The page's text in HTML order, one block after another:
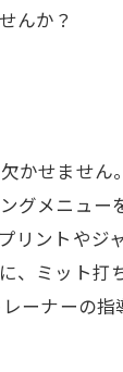
んか？
かせませ
グメニュー
リントやジ
、ミット打
ーナーの